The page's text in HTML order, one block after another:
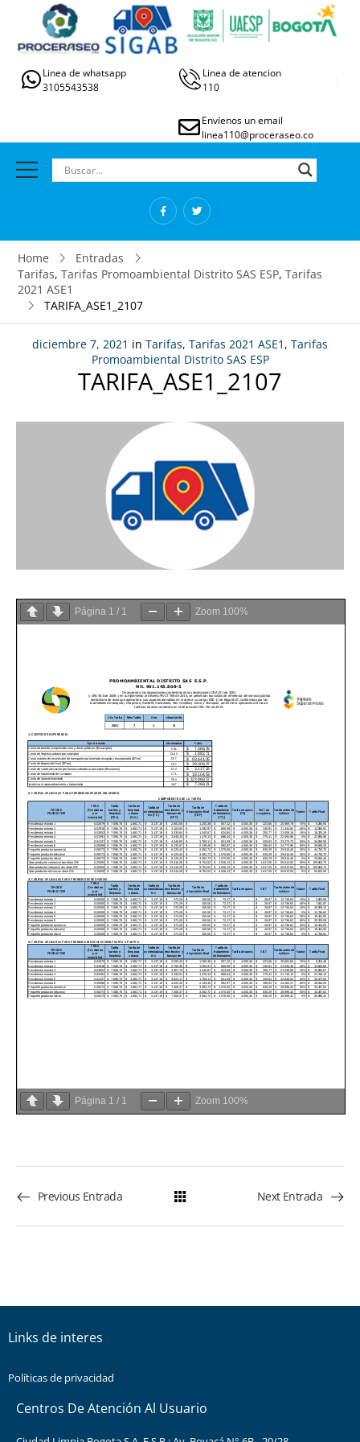
Linea de whatsapp
3105543538
Linea de atencion
110
Envíenos un email
linea110@proceraseo.co
Home
Entradas
Tarifas, Tarifas Promoambiental Distrito SAS ESP, Tarifas
2021 ASE1
TARIFA_ASE1_2107
diciembre 7, 2021 in Tarifas, Tarifas 2021 ASE1 , Tarifas
Promoambiental Distrito SAS ESP
TARIFA_ASE1_2107
Página 1 / 1 Zoom 100%
Página 1 / 1 Zoom 100%
Previous Entrada Next Entrada
Links de interes
Políticas de privacidad
Centros De Atención Al Usuario